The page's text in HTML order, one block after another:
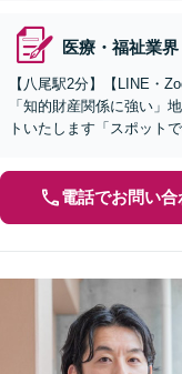
医療・福祉業界
【八尾駅2分】【LINE・
「知的財産関係に強い」
トいたします「スポット
電話でお問い合